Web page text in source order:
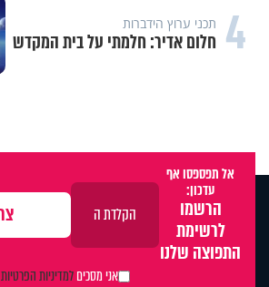
4 תכני ערוץ הידברות
חלום אדיר: חלמתי על בית המקדש
אל תפספסו אף
עדכון:
הרשמו
לרשימת
התפוצה שלנו
אני מסכיםלמדיניות הפרטיות